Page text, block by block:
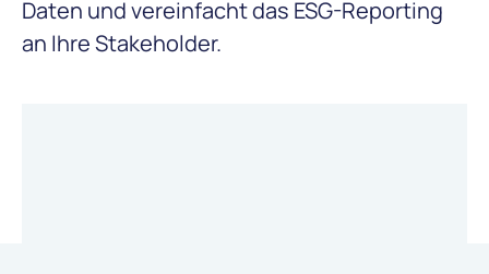
Daten und vereinfacht das ESG-Reporting
an Ihre Stakeholder.